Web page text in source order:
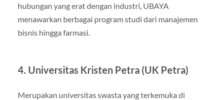
hubungan yang erat dengan industri, UBAYA
menawarkan berbagai program studi dari manajemen
bisnis hingga farmasi.
4. Universitas Kristen Petra (UK Petra)
Merupakan universitas swasta yang terkemuka di